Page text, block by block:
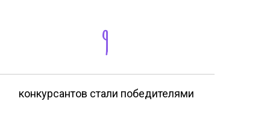
9
конкурсантов стали победителями